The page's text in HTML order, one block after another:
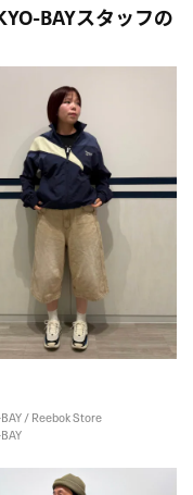
BAYスタッフの
/ Reebok Store